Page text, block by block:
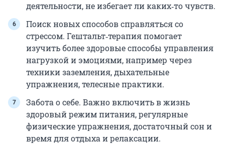
деятельности, не избегает ли каких‑то чувств.
Поиск новых способов справляться со
стрессом. Гештальт‑терапия помогает
изучить более здоровые способы управления
нагрузкой и эмоциями, например через
техники заземления, дыхательные
упражнения, телесные практики.
Забота о себе. Важно включить в жизнь
здоровый режим питания, регулярные
физические упражнения, достаточный сон и
время для отдыха и релаксации.